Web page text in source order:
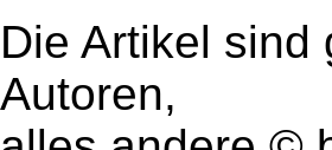
Die Artikel sind
Autoren,